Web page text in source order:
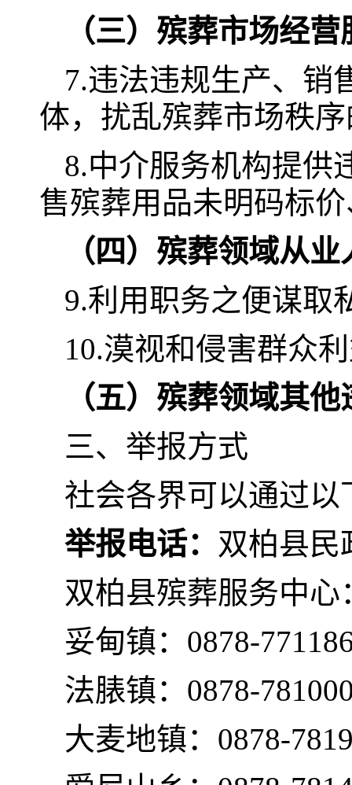
（三）殡葬市场经
7.违法违规生产、销
体，扰乱殡葬市场秩
8.中介服务机构提供
售殡葬用品未明码标
（四）殡葬领域从
9.利用职务之便谋取
10.漠视和侵害群众
（五）殡葬领域其
三、举报方式
社会各界可以通过
举报电话： 双柏县民
双柏县殡葬服务中心
妥甸镇：0878-
法脿镇：0878-
大麦地镇：0878-